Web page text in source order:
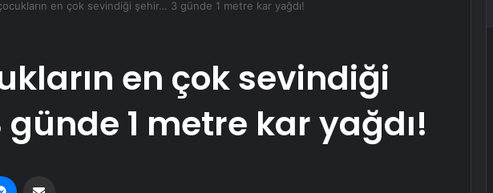
en çok sevindiği şehir… 3 günde 1 metre kar yağdı!
en çok sevindiği
1 metre kar yağdı!